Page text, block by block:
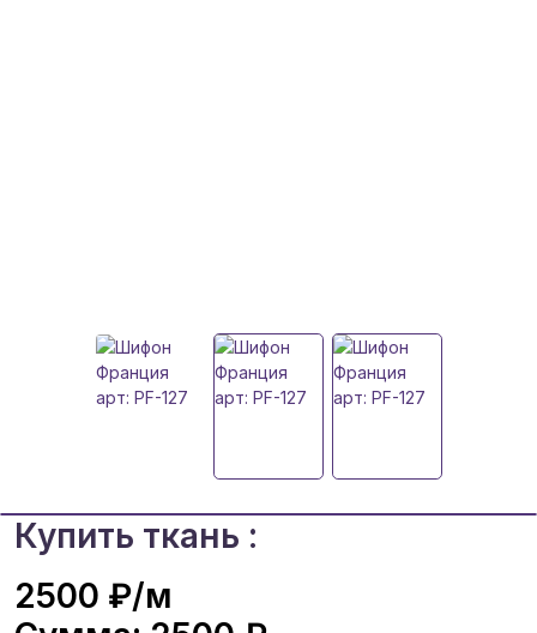
Купить ткань :
2500 ₽/м